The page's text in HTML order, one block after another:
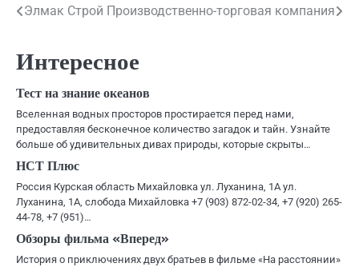
Навигация
записям
Элмак Строй Производственно-торговая компания
Интересное
Тест на знание океанов
Вселенная водных просторов простирается перед нами,
предоставляя бесконечное количество загадок и тайн. Узнайте
больше об удивительных дивах природы, которые скрыты…
НСТ Плюс
Россия Курская область Михайловка ул. Луханина, 1А ул.
Луханина, 1А, слобода Михайловка +7 (903) 872-02-34, +7 (920) 265-
44-78, +7 (951)…
Обзоры фильма «Вперед»
История о приключениях двух братьев в фильме «На расстоянии»